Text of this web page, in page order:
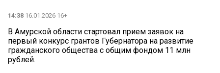
14:38 16.01.2026 16+
В Амурской области стартовал прием заявок на
первый конкурс грантов Губернатора на развитие
гражданского общества с общим фондом 11 млн
рублей.